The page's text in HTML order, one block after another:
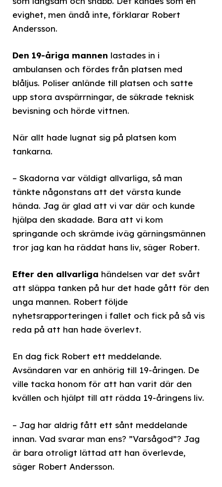
evighet, men ändå inte, förklarar Robert
Andersson.
Den 19-åriga mannen lastades in i
ambulansen och fördes från platsen med
blåljus. Poliser anlände till platsen och satte
upp stora avspärrningar, de säkrade teknisk
bevisning och hörde vittnen.
När allt hade lugnat sig på platsen kom
tankarna.
– Skadorna var väldigt allvarliga, så man
tänkte någonstans att det värsta kunde
hända. Jag är glad att vi var där och kunde
hjälpa den skadade. Bara att vi kom
springande och skrämde iväg gärningsmännen
tror jag kan ha räddat hans liv, säger Robert.
Efter den allvarliga händelsen var det svårt
att släppa tanken på hur det hade gått för den
unga mannen. Robert följde
nyhetsrapporteringen i fallet och fick på så vis
reda på att han hade överlevt.
En dag fick Robert ett meddelande.
Avsändaren var en anhörig till 19-åringen. De
ville tacka honom för att han varit där den
kvällen och hjälpt till att rädda 19-åringens liv.
– Jag har aldrig fått ett sånt meddelande
innan. Vad svarar man ens? ”Varsågod”? Jag
är bara otroligt lättad att han överlevde,
säger Robert Andersson.